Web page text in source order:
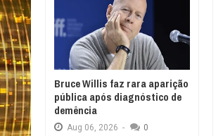
Bruce Willis faz rara aparição
pública após diagnóstico de
demência
Aug 06, 2026 - 0